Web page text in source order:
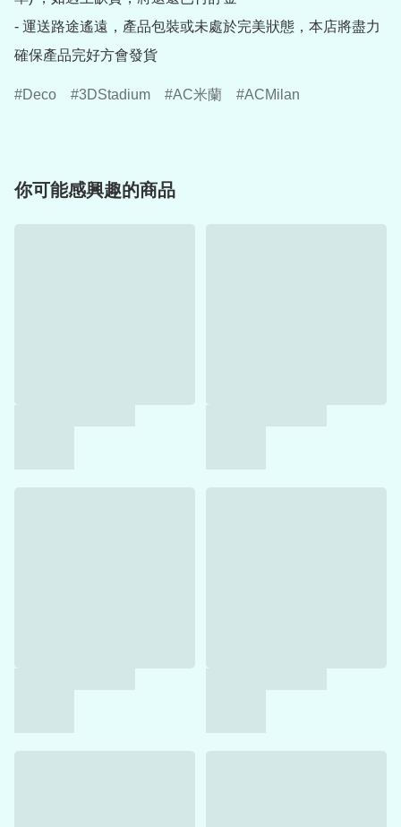
- 運送路途遙遠，產品包裝或未處於完美狀態，本店將盡力
確保產品完好方會發貨
Deco 3DStadium AC米蘭 ACMilan
你可能感興趣的商品